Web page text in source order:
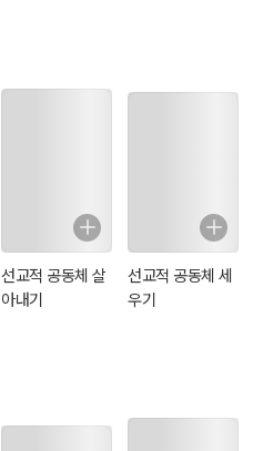
선교적 공동체 살
아내기
선교적 공동체 세
우기